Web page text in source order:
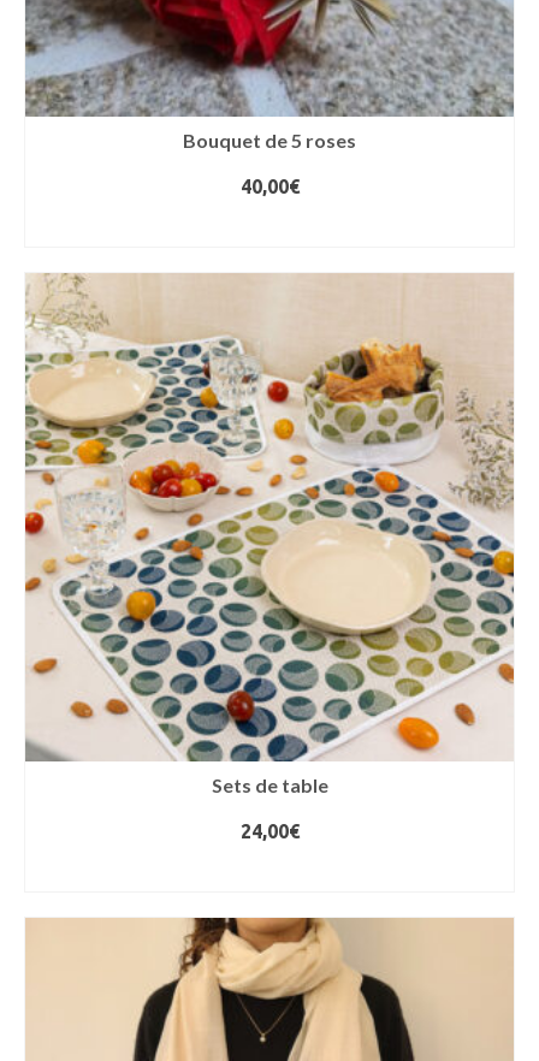
Bouquet de 5 roses
40,00€
Sets de table
24,00€
produit
a
plusieurs
variations.
Les